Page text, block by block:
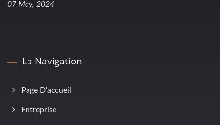
07 May, 2024
La Navigation
Page D'accueil
Entreprise